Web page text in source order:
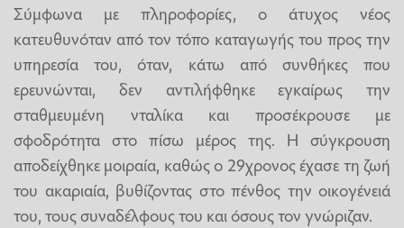
Σύμφωνα με πληροφορίες, ο άτυχος νέος
κατευθυνόταν από τον τόπο καταγωγής του προς την
υπηρεσία του, όταν, κάτω από συνθήκες που
ερευνώνται, δεν αντιλήφθηκε εγκαίρως την
σταθμευμένη νταλίκα και προσέκρουσε με
σφοδρότητα στο πίσω μέρος της. Η σύγκρουση
αποδείχθηκε μοιραία, καθώς ο 29χρονος έχασε τη ζωή
του ακαριαία, βυθίζοντας στο πένθος την οικογένειά
του, τους συναδέλφους του και όσους τον γνώριζαν.